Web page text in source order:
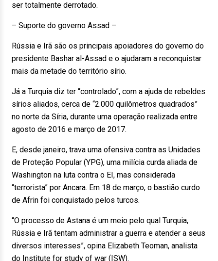
ser totalmente derrotado.
– Suporte do governo Assad –
Rússia e Irã são os principais apoiadores do governo do
presidente Bashar al-Assad e o ajudaram a reconquistar
mais da metade do território sírio.
Já a Turquia diz ter “controlado”, com a ajuda de rebeldes
sírios aliados, cerca de “2.000 quilômetros quadrados”
no norte da Síria, durante uma operação realizada entre
agosto de 2016 e março de 2017.
E, desde janeiro, trava uma ofensiva contra as Unidades
de Proteção Popular (YPG), uma milícia curda aliada de
Washington na luta contra o EI, mas considerada
“terrorista” por Ancara. Em 18 de março, o bastião curdo
de Afrin foi conquistado pelos turcos.
“O processo de Astana é um meio pelo qual Turquia,
Rússia e Irã tentam administrar a guerra e atender a seus
diversos interesses”, opina Elizabeth Teoman, analista
do Institute for study of war (ISW).